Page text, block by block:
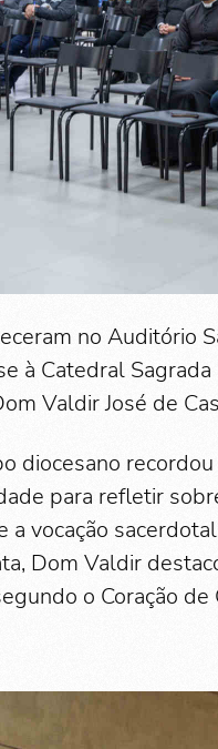
no Auditório
à Catedral
Valdir José de
diocesano
para refletir
a vocação
Dom Valdir
o Coração de